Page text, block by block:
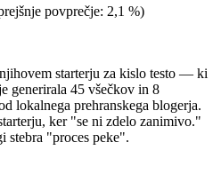
povprečje: 2,1 %)
starterju za kislo testo — ki
generirala 45 všečkov in 8
lokalnega prehranskega blogerja.
ker "se ni zdelo zanimivo."
stebra "proces peke".